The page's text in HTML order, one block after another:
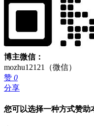
博主微信：
mozhu12121（微信）
赞 0
分享
您可以选择一种方式赞助